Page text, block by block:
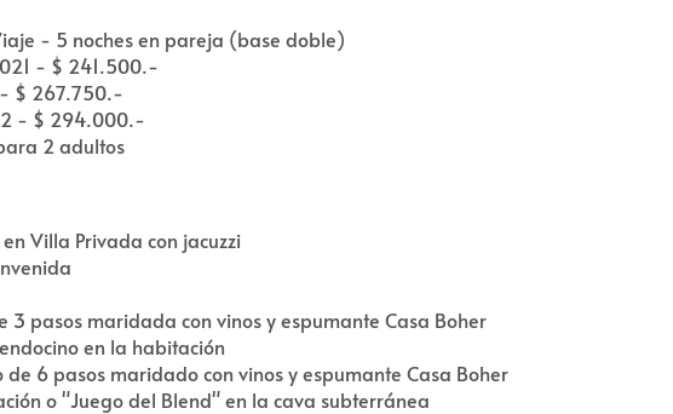
- 5 noches en pareja (base doble)
- $ 241.500.-
$ 267.750.-
- $ 294.000.-
2 adultos
Villa Privada con jacuzzi
3 pasos maridada con vinos y espumante Casa Boher
en la habitación
de 6 pasos maridado con vinos y espumante Casa Boher
o "Juego del Blend" en la cava subterránea